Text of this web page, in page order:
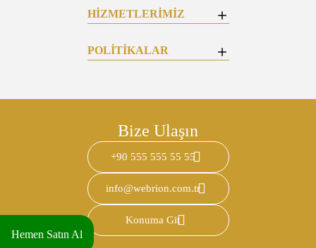
HİZMETLERİMİZ
POLİTİKALAR
Bize Ulaşın
+90 555 555 55 55
info@webrion.com.tr
Konuma Git
Hemen Satın Al